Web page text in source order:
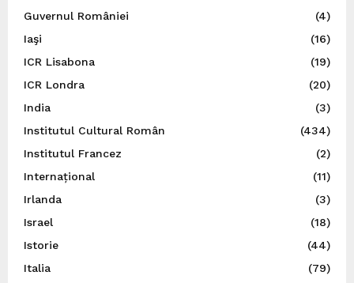
Guvernul României
(4)
Iaşi
(16)
ICR Lisabona
(19)
ICR Londra
(20)
India
(3)
Institutul Cultural Român
(434)
Institutul Francez
(2)
Internațional
(11)
Irlanda
(3)
Israel
(18)
Istorie
(44)
Italia
(79)